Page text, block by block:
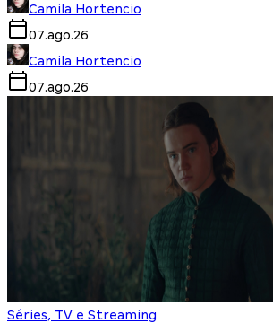
Camila Hortencio
07.ago.26
Camila Hortencio
07.ago.26
Séries, TV e Streaming